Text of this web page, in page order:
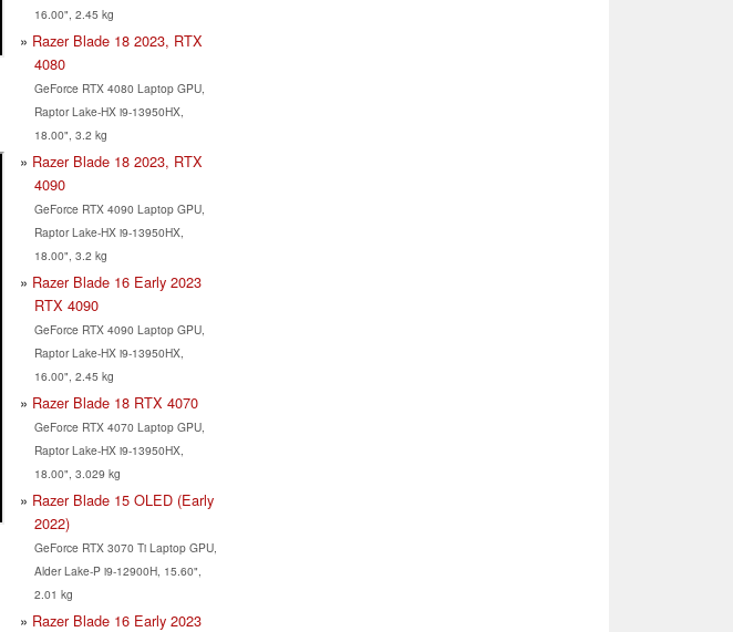
16.00", 2.45 kg
Razer Blade 18 2023, RTX
4080
GeForce RTX 4080 Laptop GPU,
Raptor Lake-HX i9-13950HX,
18.00", 3.2 kg
Razer Blade 18 2023, RTX
4090
GeForce RTX 4090 Laptop GPU,
Raptor Lake-HX i9-13950HX,
18.00", 3.2 kg
Razer Blade 16 Early 2023
RTX 4090
GeForce RTX 4090 Laptop GPU,
Raptor Lake-HX i9-13950HX,
16.00", 2.45 kg
Razer Blade 18 RTX 4070
GeForce RTX 4070 Laptop GPU,
Raptor Lake-HX i9-13950HX,
18.00", 3.029 kg
Razer Blade 15 OLED (Early
2022)
GeForce RTX 3070 Ti Laptop GPU,
Alder Lake-P i9-12900H, 15.60",
2.01 kg
Razer Blade 16 Early 2023